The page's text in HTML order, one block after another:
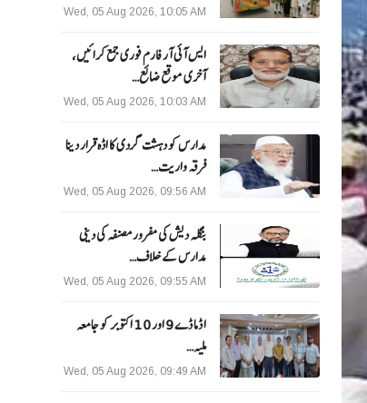
Wed, 05 Aug 2026, 10:05 AM
ایس آئی آر فارم فوری جمع کرائیں،
آخری موقع ضائع…
Wed, 05 Aug 2026, 10:03 AM
مدارس کو دہشت گردی کا اڈہ قرار دینا
فرقہ واریت…
Wed, 05 Aug 2026, 09:56 AM
بنگلہ دیش کی مفرور مصنفہ کی دینی
مدارس کے خلاف…
Wed, 05 Aug 2026, 09:55 AM
ا ڈما ڈے 9 اور 10 اکتوبر کو جامعہ
ملیہ…
Wed, 05 Aug 2026, 09:49 AM